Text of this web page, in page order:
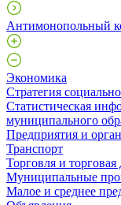
Антимонопольный
Экономика
Стратегия
Статистическая
муниципального
Предприятия и
Транспорт
Торговля и торговая
Муниципальные
Малое и среднее